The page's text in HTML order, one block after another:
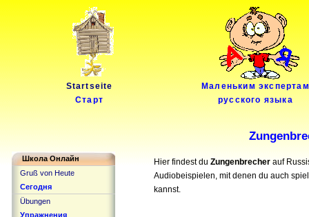
Startseite
Старт
Маленьким экспертам
русского языка
Hier findest du Zungenbrecher auf
Audiobeispielen, mit denen du auch
kannst.
Школа Онлайн
Gruß von Heute
Сегодня
Übungen
Упражнения